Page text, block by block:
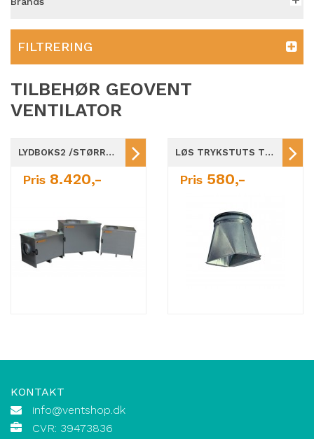
FILTRERING
TILBEHØR GEOVENT
VENTILATOR
LYDBOKS2 /STØRRELSE 146-630 FOR GEOVENT VENTILATOR
Pris 8.420,-
LØS TRYKSTUTS TIL VENTILATOR GEOVENT
Pris 580,-
KONTAKT
info@ventshop.dk
CVR: 39473836